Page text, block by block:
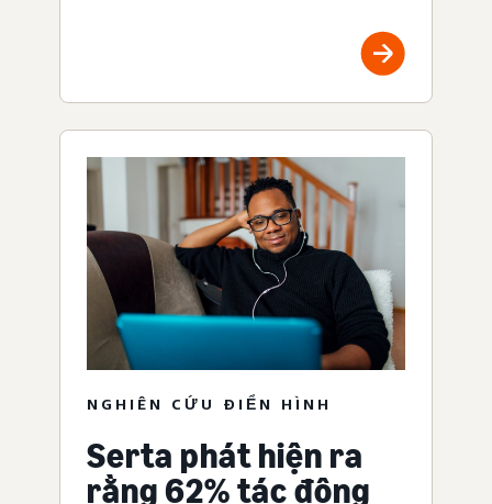
NGHIÊN CỨU ĐIỂN HÌNH
Serta phát hiện ra
rằng 62% tác động